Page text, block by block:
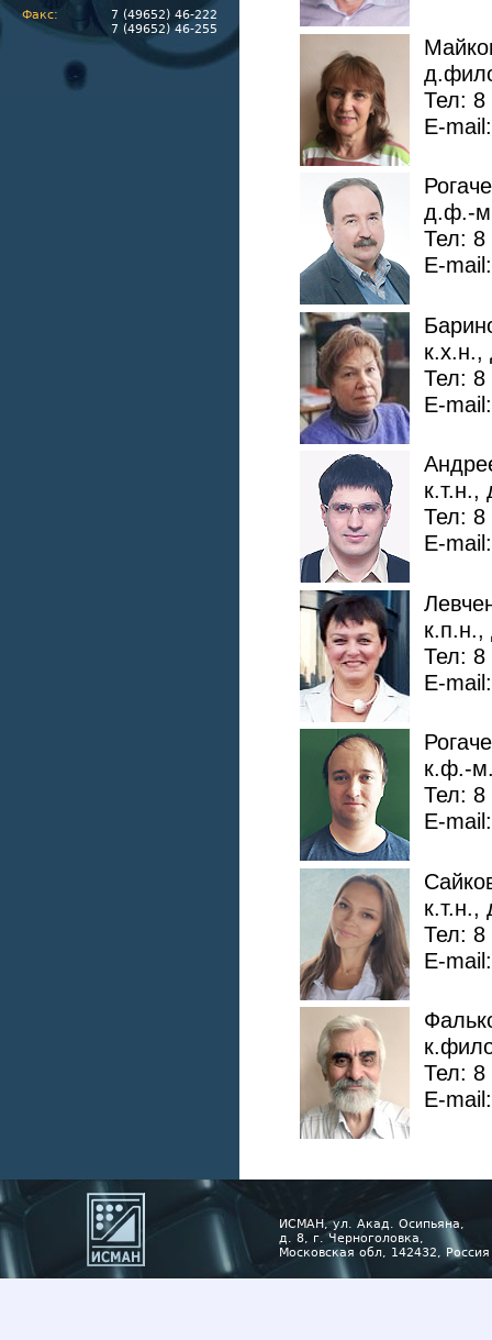
Факс:
7 (49652) 46-222
7 (49652) 46-255
Тел: 8
E-
д.ф.-
Тел: 8
E-
к.х.н.,
Тел: 8
E-
к.т.н.,
Тел: 8
E-
к.п.н.,
Тел: 8
E-
к.ф.-
Тел: 8
E-
к.т.н.,
Тел: 8
E-
Тел: 8
E-
ИСМАН, ул. Акад. Осипьяна,
д. 8, г. Черноголовка,
Московская обл, 142432, Россия